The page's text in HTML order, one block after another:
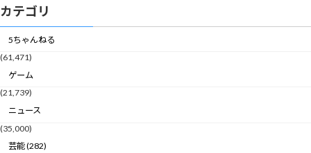
カテゴリ
5ちゃんねる
(61,471)
ゲーム
(21,739)
ニュース
(35,000)
芸能 (282)